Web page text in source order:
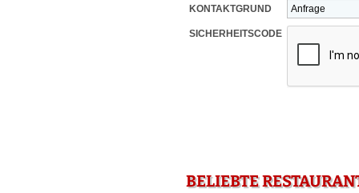
KONTAKTGRUND
SICHERHEITSCODE
BELIEBTE